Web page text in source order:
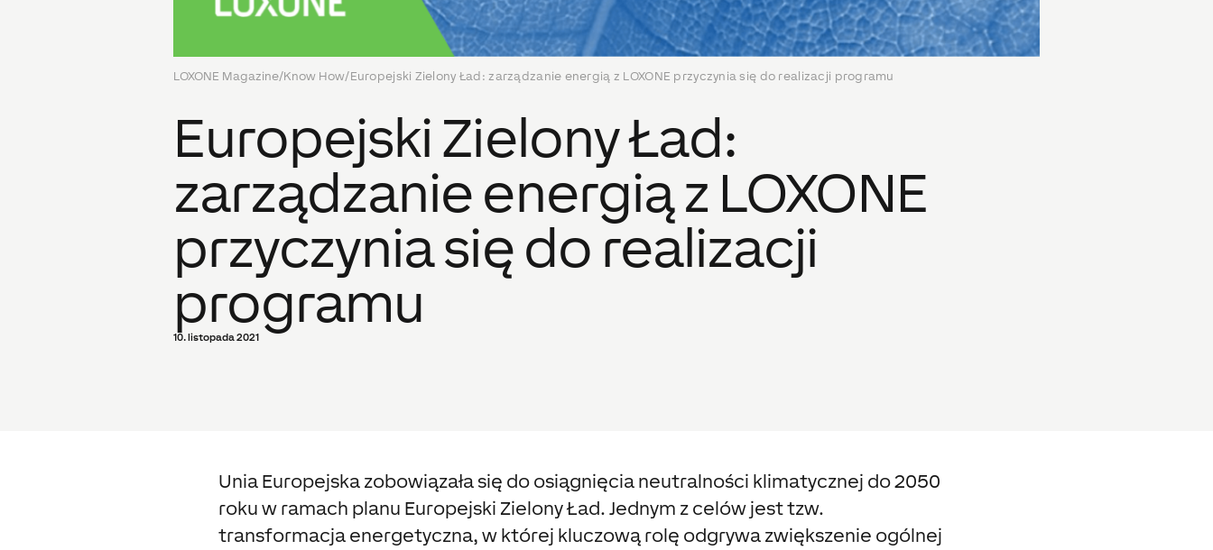
LOXONE Magazine/Know How/Europejski Zielony Ład: zarządzanie energią z LOXONE przyczynia się do realizacji programu
Europejski Zielony Ład:
zarządzanie energią z LOXONE
przyczynia się do realizacji
programu
10. listopada 2021
Unia Europejska zobowiązała się do osiągnięcia neutralności klimatycznej do 2050
roku w ramach planu Europejski Zielony Ład. Jednym z celów jest tzw.
transformacja energetyczna, w której kluczową rolę odgrywa zwiększenie ogólnej